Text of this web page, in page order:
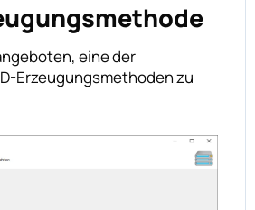
eine der
Erzeugungsmethoden zu